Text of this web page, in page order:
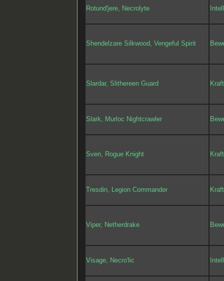
Rotund'jere, Necrolyte
Shendelzare Silkwood, Vengeful Spirit
Slardar, Slithereen Guard Kraft
Slark, Murloc Nightcrawler
Sven, Rogue Knight Kraft
Tresdin, Legion Commander Kraft
Viper, Netherdrake
Visage, Necro'lic